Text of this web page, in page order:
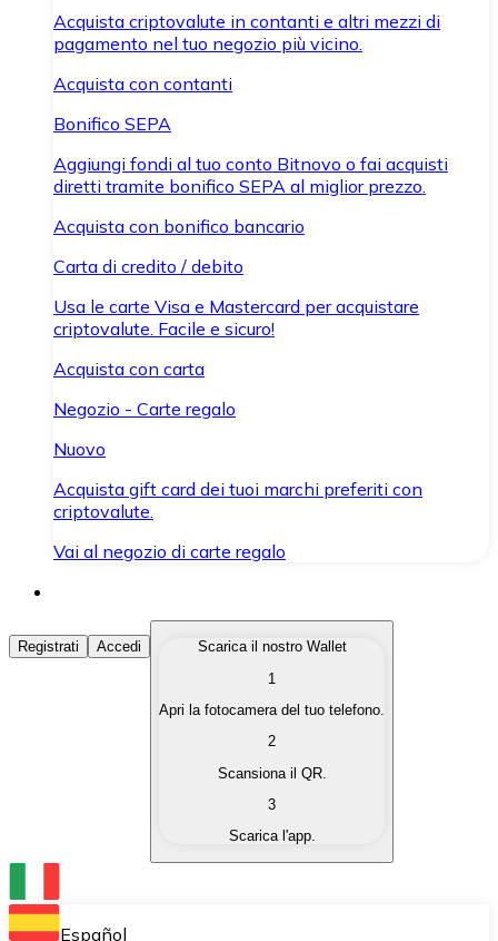
Acquista criptovalute in contanti e altri mezzi di
pagamento nel tuo negozio più vicino.
Acquista con contanti
Bonifico SEPA
Aggiungi fondi al tuo conto Bitnovo o fai acquisti
diretti tramite bonifico SEPA al miglior prezzo.
Acquista con bonifico bancario
Carta di credito / debito
Usa le carte Visa e Mastercard per acquistare
criptovalute. Facile e sicuro!
Acquista con carta
Negozio - Carte regalo
Nuovo
Acquista gift card dei tuoi marchi preferiti con
criptovalute.
Vai al negozio di carte regalo
Acquista Criptovalute
Acquista le criptovalute che ti interessano in modo
Converti le tue criptovalute in valuta fiat quando ne
Scambia una criptovaluta con un'altra
Conserva le tue cripto in un Wallet self-custodial.
Registrati Accedi
Scarica il nostro Wallet
1
Apri la fotocamera del tuo telefono.
2
Scansiona il QR.
3
Scarica l'app.
Español